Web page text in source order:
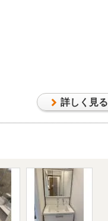
詳しく見る